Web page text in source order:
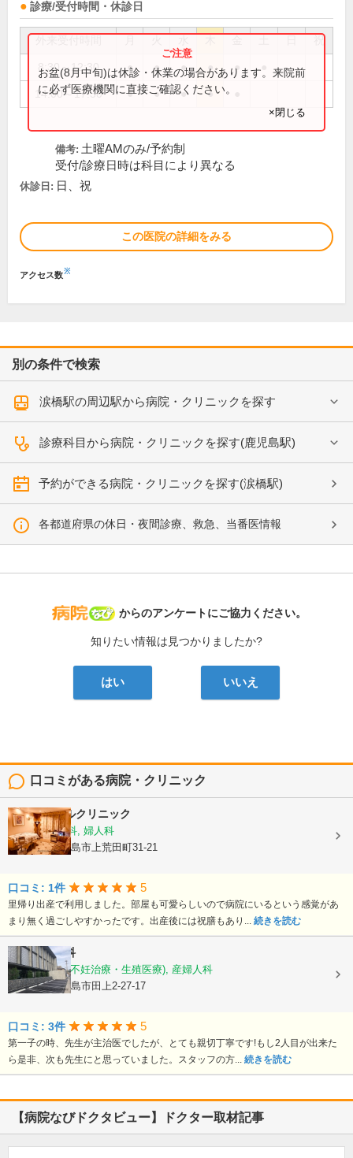
診療/受付時間・休診日
祝
8:30～12:30 ● ● ● ● ●
14:00～17:30 ● ● ● ●
お盆(8月中旬)は休診・休業の場合があります。来院前
に必ず医療機関に直接ご確認ください。
×閉じる
備考: 土曜AMのみ/予約制
受付/診療日時は科目により異なる
休診日: 日、祝
この医院の詳細をみる
アクセス数※
別の条件で検索
涙橋駅の周辺駅から病院・クリニックを探す
診療科目から病院・クリニックを探す(鹿児島駅)
予約ができる病院・クリニックを探す(涙橋駅)
各都道府県の休日・夜間診療、救急、当番医情報
病院なび
からのアンケートにご協力ください。
知りたい情報は見つかりましたか?
はい いいえ
口コミがある病院・クリニック
平野エンゼルクリニック
産婦人科, 産科, 婦人科
鹿児島県鹿児島市上荒田町31-21
口コミ: 1件 5
里帰り出産で利用しました。部屋も可愛らしいので病院にいるという感覚があ
まり無く過ごしやすかったです。出産後には祝膳もあり... 続きを読む
徳永産婦人科
産科, 婦人科(不妊治療・生殖医療), 産婦人科
鹿児島県鹿児島市田上2-27-17
口コミ: 3件 5
第一子の時、先生が主治医でしたが、とても親切丁寧です!もし2人目が出来た
ら是非、次も先生にと思っていました。スタッフの方... 続きを読む
【病院なびドクタビュー】ドクター取材記事